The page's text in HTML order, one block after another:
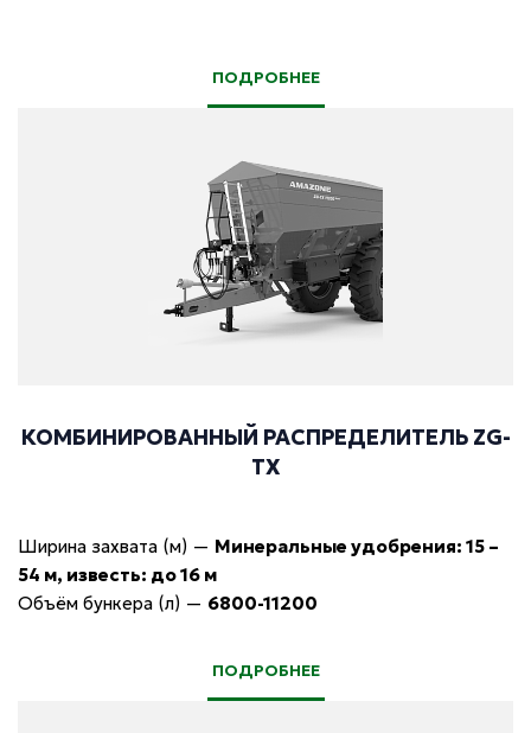
ПОДРОБНЕЕ
КОМБИНИРОВАННЫЙ РАСПРЕДЕЛИТЕЛЬ ZG-
TX
Ширина захвата (м) — Минеральные удобрения: 15 –
54 м, известь: до 16 м
Объём бункера (л) — 6800-11200
ПОДРОБНЕЕ